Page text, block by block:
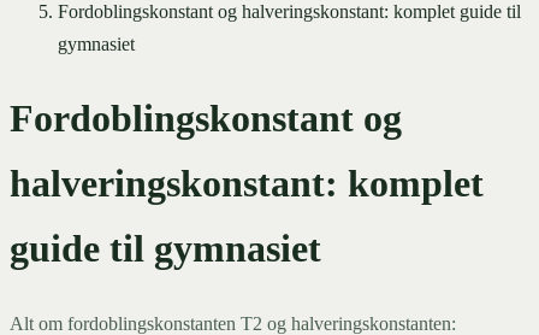
Fordoblingskonstant og halveringskonstant: komplet guide til
gymnasiet
Fordoblingskonstant og
halveringskonstant: komplet
guide til gymnasiet
Alt om fordoblingskonstanten T2 og halveringskonstanten: